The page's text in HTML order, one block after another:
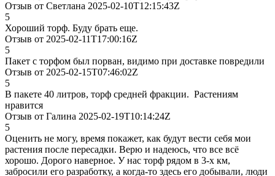
Отзыв от Светлана 2025-02-10T12:15:43Z
5
Хороший торф. Буду брать еще.
Отзыв от 2025-02-11T17:00:16Z
5
Пакет с торфом был порван, видимо при доставке повредили
Отзыв от 2025-02-15T07:46:02Z
5
В пакете 40 литров, торф средней фракции. Растениям
нравится
Отзыв от Галина 2025-02-19T10:14:24Z
5
Оценить не могу, время покажет, как будут вести себя мои
растения после пересадки. Верю и надеюсь, что все всё
хорошо. Дорого наверное. У нас торф рядом в 3-х км,
забросили его разработку, а когда-то здесь его добывали, люди